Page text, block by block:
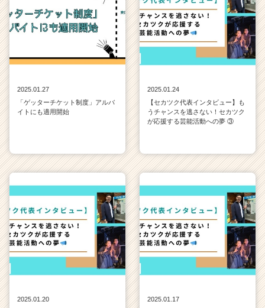
2025.01.27
「ゲッターチケット制度」アルバ
イトにも適用開始
2025.01.24
【セカツク代表インタビュー】も
うチャンスを逃さない！セカツク
が応援する芸能活動への夢 ③
2025.01.20
2025.01.17